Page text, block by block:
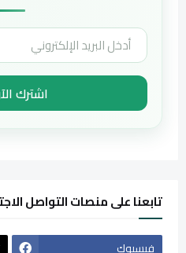
اشترك
تابعنا على منصات التواصل
فيسبوك